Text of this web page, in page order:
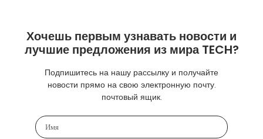
Хочешь первым узнавать новости и
лучшие предложения из мира TECH?
Подпишитесь на нашу рассылку и получайте
новости прямо на свою электронную почту.
почтовый ящик.